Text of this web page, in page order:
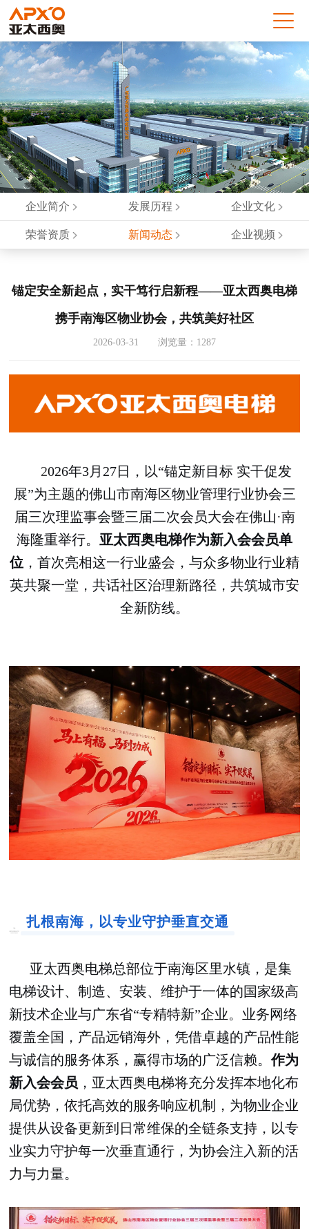
企业简介 发展历程 企业文化
荣誉资质 新闻动态 企业视频
锚定安全新起点，实干笃行启新程——亚太西奥电梯
携手南海区物业协会，共筑美好社区
2026-03-31 浏览量：1287
2026年3月27日，以“锚定新目标 实干促发
展”为主题的佛山市南海区物业管理行业协会三
届三次理监事会暨三届二次会员大会在佛山·南
海隆重举行。 亚太西奥电梯作为新入会会员单
位 ，首次亮相这一行业盛会，与众多物业行业精
英共聚一堂，共话社区治理新路径，共筑城市安
全新防线。
扎根南海，以专业守护垂直交通
亚太西奥电梯总部位于南海区里水镇，是集
电梯设计、制造、安装、维护于一体的国家级高
新技术企业与广东省“专精特新”企业。业务网络
覆盖全国，产品远销海外，凭借卓越的产品性能
与诚信的服务体系，赢得市场的广泛信赖。作为
新入会会员 ，亚太西奥电梯将充分发挥本地化布
局优势，依托高效的服务响应机制，为物业企业
提供从设备更新到日常维保的全链条支持，以专
业实力守护每一次垂直通行，为协会注入新的活
力与力量。